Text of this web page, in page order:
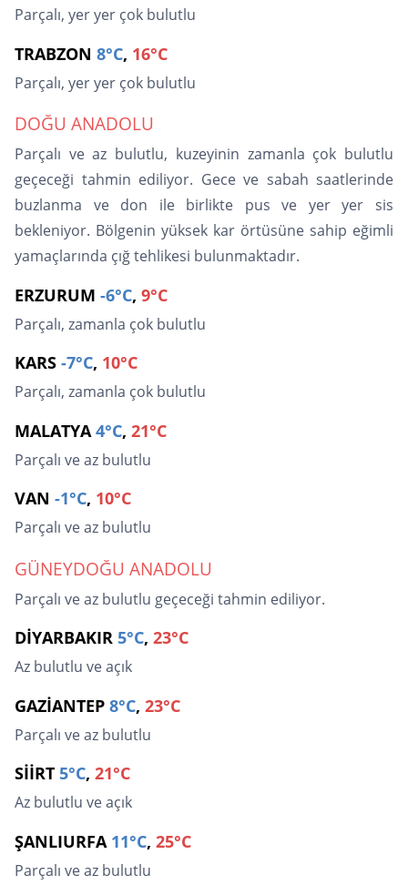
Parçalı, yer yer çok bulutlu
TRABZON 8°C, 16°C
Parçalı, yer yer çok bulutlu
DOĞU ANADOLU
Parçalı ve az bulutlu, kuzeyinin zamanla çok bulutlu
geçeceği tahmin ediliyor. Gece ve sabah saatlerinde
buzlanma ve don ile birlikte pus ve yer yer sis
bekleniyor. Bölgenin yüksek kar örtüsüne sahip eğimli
yamaçlarında çığ tehlikesi bulunmaktadır.
ERZURUM -6°C, 9°C
Parçalı, zamanla çok bulutlu
KARS -7°C, 10°C
Parçalı, zamanla çok bulutlu
MALATYA4°C, 21°C
Parçalı ve az bulutlu
VAN -1°C, 10°C
Parçalı ve az bulutlu
GÜNEYDOĞU ANADOLU
Parçalı ve az bulutlu geçeceği tahmin ediliyor.
DİYARBAKIR 5°C, 23°C
Az bulutlu ve açık
GAZİANTEP 8°C, 23°C
Parçalı ve az bulutlu
SİİRT 5°C, 21°C
Az bulutlu ve açık
ŞANLIURFA 11°C, 25°C
Parçalı ve az bulutlu